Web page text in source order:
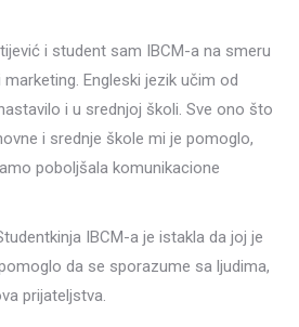
i student sam IBCM-a na smeru
Engleski jezik učim od
i u srednjoj školi. Sve ono što
i srednje škole mi je pomoglo,
poboljšala komunikacione
IBCM-a je istakla da joj je
da se sporazume sa ljudima,
prijateljstva.